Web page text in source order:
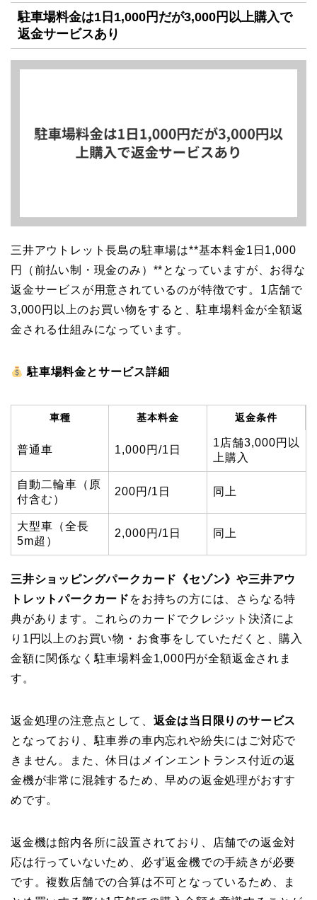
駐車場料金は1日1,000円だが3,000円以上購入で
返金サービスあり
三井アウトレット長島の駐車場は**基本料金1日1,000
円（前払い制・現金のみ）**となっていますが、お得な
返金サービスが用意されているのが特徴です。1店舗で
3,000円以上のお買い物をすると、駐車場料金が全額返
金される仕組みになっています。
駐車場料金とサービス詳細
車種 基本料金 返金条件
普通車 1,000円/1日
1店舗3,000円以
上購入
自動二輪車（原
付含む）
200円/1日 同上
大型車（全長
5m超）
2,000円/1日 同上
三井ショッピングパークカード《セゾン》や三井アウ
トレットパークカード をお持ちの方には、さらなる特
典があります。これらのカードでクレジット決済によ
り1円以上のお買い物・お食事をしていただくと、購入
金額に関係なく駐車場料金1,000円が全額返金されま
す。
返金処理の注意点として、 返金は当日限りのサービス
となっており、駐車券の車内忘れや紛失にはご対応で
きません。また、休日はメインエントランス付近の返
金機が非常に混雑するため、早めの返金処理がおすす
めです。
返金機は館内各所に設置されており、店舗での返金対
応は行っていないため、必ず返金機での手続きが必要
です。複数店舗での合算は不可となっているため、ま